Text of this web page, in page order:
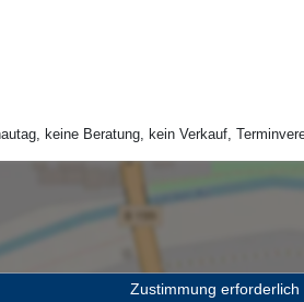
keine Beratung, kein Verkauf,
Zustimmung erforderlich